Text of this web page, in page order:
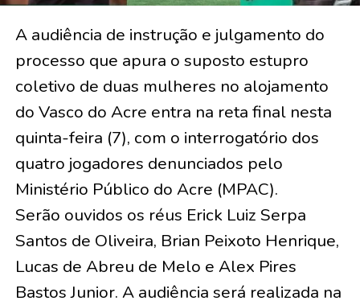
A audiência de instrução e julgamento do
processo que apura o suposto estupro
coletivo de duas mulheres no alojamento
do Vasco do Acre entra na reta final nesta
quinta-feira (7), com o interrogatório dos
quatro jogadores denunciados pelo
Ministério Público do Acre (MPAC).
Serão ouvidos os réus Erick Luiz Serpa
Santos de Oliveira, Brian Peixoto Henrique,
Lucas de Abreu de Melo e Alex Pires
Bastos Junior. A audiência será realizada na